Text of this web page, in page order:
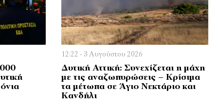
12:22 - 3 Αυγούστου 2026
Δυτική Αττική: Συνεχίζεται η μάχη
με τις αναζωπυρώσεις – Κρίσιμα
τα μέτωπα σε Άγιο Νεκτάριο και
Κανδήλι